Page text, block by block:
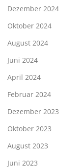
Dezember 2024
Oktober 2024
August 2024
Juni 2024
April 2024
Februar 2024
Dezember 2023
Oktober 2023
August 2023
Juni 2023